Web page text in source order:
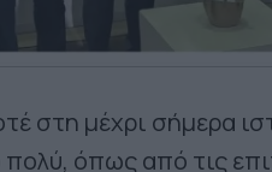
στη μέχρι σήμερα
όπως από τις